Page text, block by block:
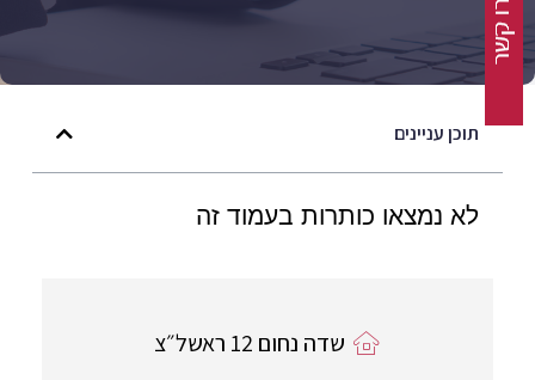
תוכן עניינים
לא נמצאו כותרות בעמוד זה
שדה נחום 12 ראשל״צ